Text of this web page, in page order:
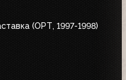
(ОРТ, 1997-1998)